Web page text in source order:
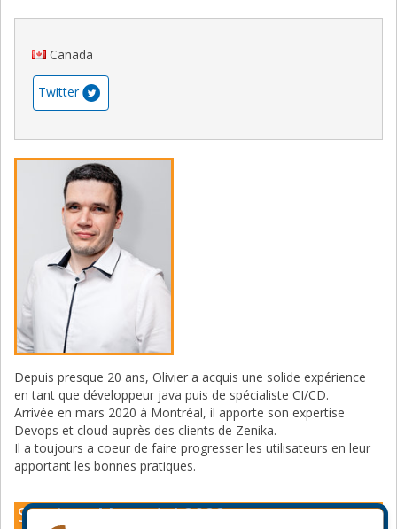
Canada
Twitter
Depuis presque 20 ans, Olivier a acquis une solide expérience
en tant que développeur java puis de spécialiste CI/CD.
Arrivée en mars 2020 à Montréal, il apporte son expertise
Devops et cloud auprès des clients de Zenika.
Il a toujours a coeur de faire progresser les utilisateurs en leur
apportant les bonnes pratiques.
Sessions Montréal 2022